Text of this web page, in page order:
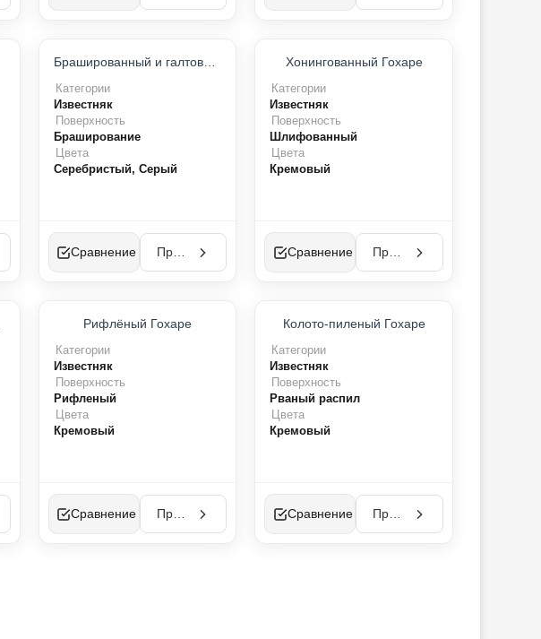
Брашированный и галтовочный Ванак
Категории
Известняк
Поверхность
Браширование
Цвета
Серебристый, Серый
Сравнение Просмотр
ХИТ ПРОДАЖ
Хонингованный Гохаре
Категории
Известняк
Поверхность
Шлифованный
Цвета
Кремовый
Сравнение Просмотр
Рифлёный Гохаре
Категории
Известняк
Поверхность
Рифленый
Цвета
Кремовый
Сравнение Просмотр
Колото-пиленый Гохаре
Категории
Известняк
Поверхность
Рваный распил
Цвета
Кремовый
Сравнение Просмотр